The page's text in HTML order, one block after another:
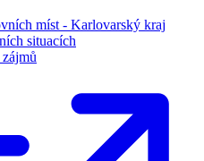
míst - Karlovarský kraj
situacích